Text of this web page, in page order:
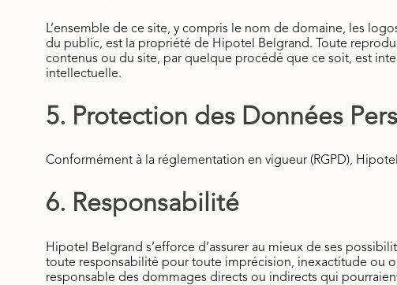
L’ensemble de ce site, y compris le nom de domaine, les
du public, est la propriété de Hipotel Belgrand. Toute
contenus ou du site, par quelque procédé que ce soit, est
intellectuelle.
5. Protection des Données
Conformément à la réglementation en vigueur (RGPD),
6. Responsabilité
Hipotel Belgrand s’efforce d’assurer au mieux de ses
toute responsabilité pour toute imprécision, inexactitude ou
responsable des dommages directs ou indirects qui